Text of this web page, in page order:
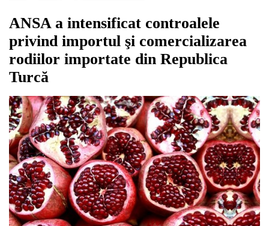
ANSA a intensificat controalele
privind importul şi comercializarea
rodiilor importate din Republica
Turcă